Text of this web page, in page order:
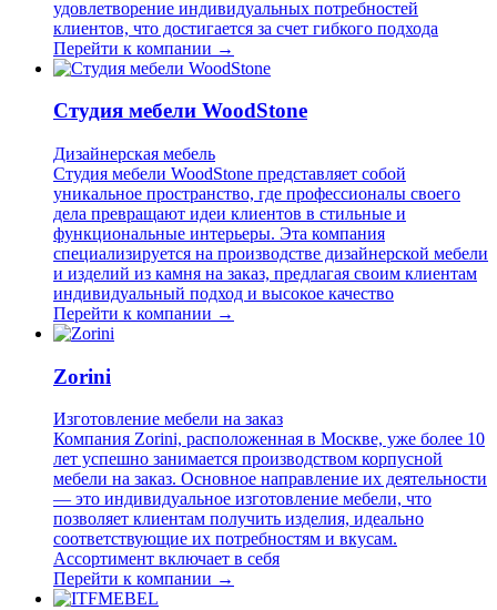
удовлетворение индивидуальных потребностей
клиентов, что достигается за счет гибкого подхода
Перейти к компании →
Студия мебели WoodStone
Дизайнерская мебель
Студия мебели WoodStone представляет собой
уникальное пространство, где профессионалы своего
дела превращают идеи клиентов в стильные и
функциональные интерьеры. Эта компания
специализируется на производстве дизайнерской мебели
и изделий из камня на заказ, предлагая своим клиентам
индивидуальный подход и высокое качество
Перейти к компании →
Zorini
Изготовление мебели на заказ
Компания Zorini, расположенная в Москве, уже более 10
лет успешно занимается производством корпусной
мебели на заказ. Основное направление их деятельности
— это индивидуальное изготовление мебели, что
позволяет клиентам получить изделия, идеально
соответствующие их потребностям и вкусам.
Ассортимент включает в себя
Перейти к компании →